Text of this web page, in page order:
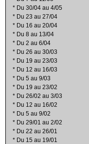
* Du 30/04 au 4/05
* Du 23 au 27/04
* Du 16 au 20/04
* Du 8 au 13/04
* Du 2 au 6/04
* Du 26 au 30/03
* Du 19 au 23/03
* Du 12 au 16/03
* Du 5 au 9/03
* Du 19 au 23/02
* Du 26/02 au 3/03
* Du 12 au 16/02
* Du 5 au 9/02
* Du 29/01 au 2/02
* Du 22 au 26/01
* Du 15 au 19/01